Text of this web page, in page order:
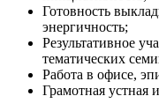
Готовность
энергичность;
Результативное
тематических
Работа в офисе,
Грамотная устная